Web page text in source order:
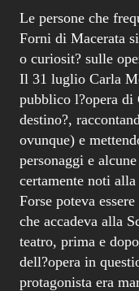
Le persone che
Forni di Macerata
o curiosit? sulle
Il 31 luglio Carla
pubblico l?opera di
destino?,
ovunque) e
personaggi e
certamente noti
Forse poteva
che accadeva alla
teatro, prima e
dell?opera in
protagonista era